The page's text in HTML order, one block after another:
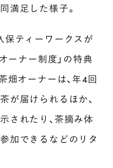
満足した様子。
保ティーワークスが
ーナー制度」の特典
畑オーナーは、年4回
が届けられるほか、
されたり、茶摘み体
加できるなどのリタ